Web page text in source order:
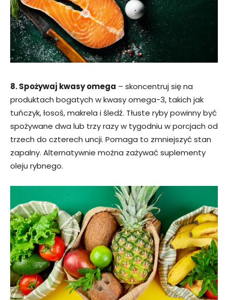
8. Spożywaj kwasy omega – skoncentruj się na
produktach bogatych w kwasy omega-3, takich jak
tuńczyk, łosoś, makrela i śledź. Tłuste ryby powinny być
spożywane dwa lub trzy razy w tygodniu w porcjach od
trzech do czterech uncji. Pomaga to zmniejszyć stan
zapalny. Alternatywnie można zażywać suplementy
oleju rybnego.